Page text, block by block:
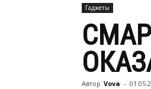
Гаджеты
Автор Vova -